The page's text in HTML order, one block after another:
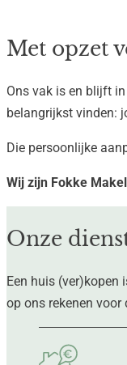
Met opzet
Ons vak is en blijft
belangrijkst vinden:
Die persoonlijke
Wij zijn Fokke
Onze
Een huis (ver)kopen
op ons rekenen